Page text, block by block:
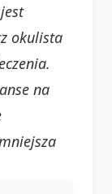
okulista
na